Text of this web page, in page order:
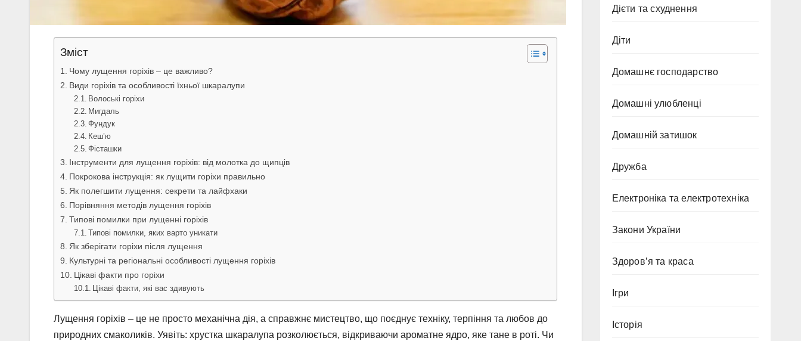
Зміст
Чому лущення горіхів – це важливо?
Види горіхів та особливості їхньої шкаралупи
Волоські горіхи
Мигдаль
Фундук
Кеш’ю
Фісташки
Інструменти для лущення горіхів: від молотка до щипців
Покрокова інструкція: як лущити горіхи правильно
Як полегшити лущення: секрети та лайфхаки
Порівняння методів лущення горіхів
Типові помилки при лущенні горіхів
Типові помилки, яких варто уникати
Як зберігати горіхи після лущення
Культурні та регіональні особливості лущення горіхів
Цікаві факти про горіхи
Цікаві факти, які вас здивують
Лущення горіхів – це не просто механічна дія, а справжнє мистецтво, що поєднує техніку, терпіння та любов до
природних смаколиків. Уявіть: хрустка шкаралупа розколюється, відкриваючи ароматне ядро, яке тане в роті. Чи
Дієти та схуднення
Діти
Домашнє господарство
Домашні улюбленці
Домашній затишок
Дружба
Електроніка та електротехніка
Закони України
Здоров’я та краса
Ігри
Історія